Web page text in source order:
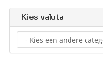
Kies valuta